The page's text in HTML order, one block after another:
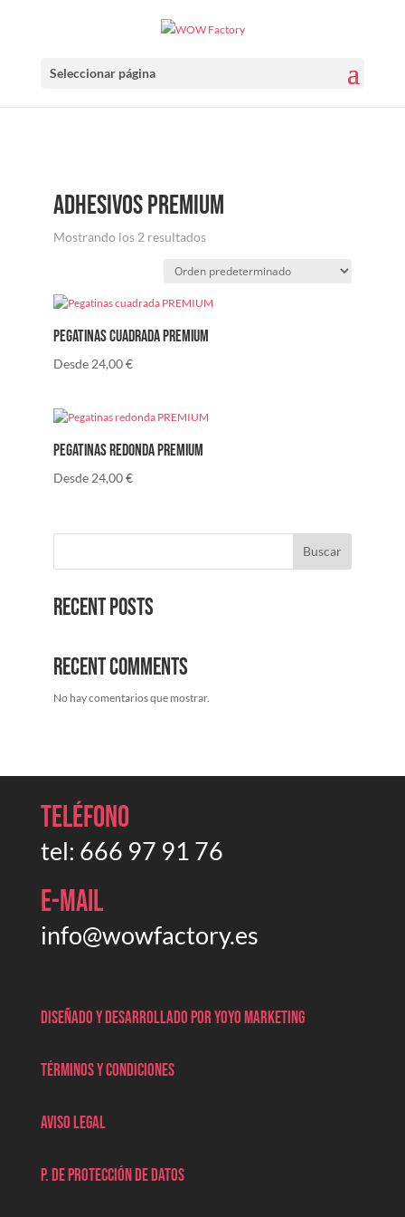
Seleccionar página
adhesivos premium
Mostrando los 2 resultados
Pegatinas cuadrada PREMIUM
Desde 24,00€
Pegatinas redonda PREMIUM
Desde 24,00€
Buscar
Recent Posts
Recent Comments
No hay comentarios que mostrar.
Teléfono
tel: 666 97 91 76
E-mail
info@wowfactory.es
Diseñado y desarrollado por Yoyo marketing
Términos y condiciones
Aviso legal
P. de protección de datos